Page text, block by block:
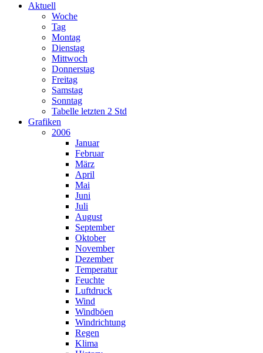
Aktuell
Woche
Tag
Montag
Dienstag
Mittwoch
Donnerstag
Freitag
Samstag
Sonntag
Tabelle letzten 2 Std
Grafiken
2006
Januar
Februar
März
April
Mai
Juni
Juli
August
September
Oktober
November
Dezember
Temperatur
Feuchte
Luftdruck
Wind
Windböen
Windrichtung
Regen
Klima